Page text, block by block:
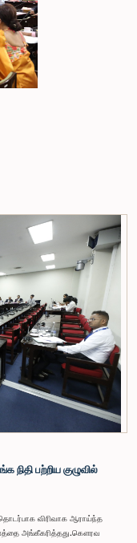
பற்றிய குழுவில்
விரிவாக ஆராய்ந்த
அங்கீகரித்தது.கௌரவ